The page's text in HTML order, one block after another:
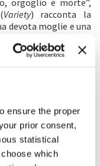
ensure the proper
prior consent,
statistical
which
orgoglio e morte”,
Variety) racconta la
devota moglie e una
famoso, cerca di
famiglia. Sebbene
Spagna e torna a
(Darnell). Ma
(Hayworth) lo
per vedere la sua